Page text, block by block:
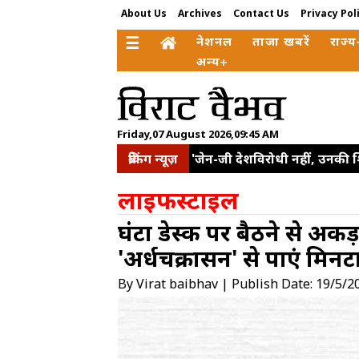
About Us Archives Contact Us Privacy
☰ नेशनल ताजा खबरें राज्य
अन्य
Friday,07 August 2026,09:45 AM
ब्रेकिंग न्यूज़ 'जेन-जी देशविरोधी नहीं, उनकी
साझेदारी मजबूत करने पर चर्चा
छत्रपति संभाजीनगर। कॉकरोच
इलाकों का किया दौरा, समीक्षा
इलियट पार्क से हटाए गए 'व्यू-
लाइफस्टाइल
घंटों डेस्क पर बैठने से अकड़
'अर्धचक्रासन' से पाएं
By Virat baibhav | Publish Date: 19/5/